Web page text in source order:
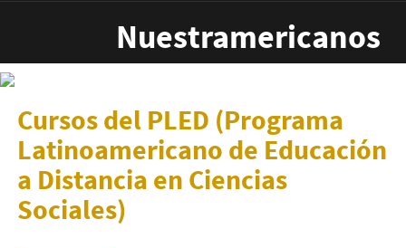
Nuestramericanos
Cursos del PLED (Programa
Latinoamericano de Educación
a Distancia en Ciencias
Sociales)